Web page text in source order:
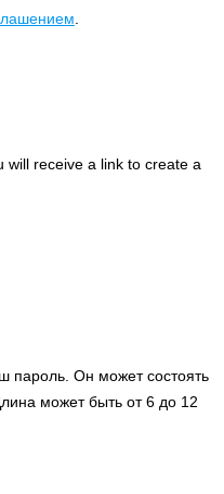
.
will receive a link to create a
пароль. Он может состоять
может быть от 6 до 12